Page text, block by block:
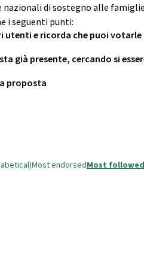
di sostegno alle
i seguenti punti:
utenti e ricorda che puoi votarle
già presente, cercando si
proposta
Most endorsedMost followed